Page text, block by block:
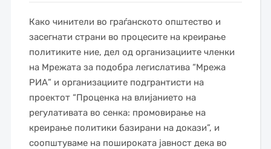
Како чинители во граѓанското општество и
засегнати страни во процесите на креирање
политиките ние, дел од организациите членки
на Мрежата за подобра легислатива “Мрежа
РИА” и организациите подгрантисти на
проектот “Проценка на влијанието на
регулативата во сенка: промовирање на
креирање политики базирани на докази”, и
соопштуваме на пошироката јавност дека во